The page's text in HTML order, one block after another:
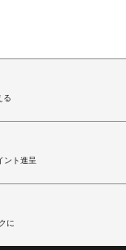
る
ント進呈
に